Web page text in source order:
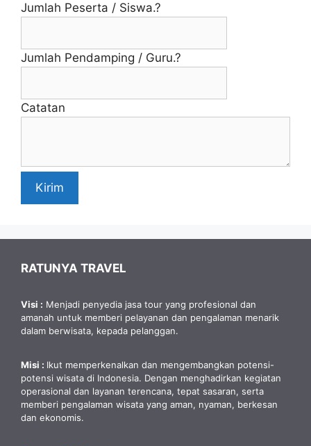
Jumlah Peserta / Siswa.?
Jumlah Pendamping / Guru.?
Catatan
Kirim
RATUNYA TRAVEL
Visi : Menjadi penyedia jasa tour yang profesional dan
amanah untuk memberi pelayanan dan pengalaman menarik
dalam berwisata, kepada pelanggan.
Misi : Ikut memperkenalkan dan mengembangkan potensi-
potensi wisata di Indonesia. Dengan menghadirkan kegiatan
operasional dan layanan terencana, tepat sasaran, serta
memberi pengalaman wisata yang aman, nyaman, berkesan
dan ekonomis.